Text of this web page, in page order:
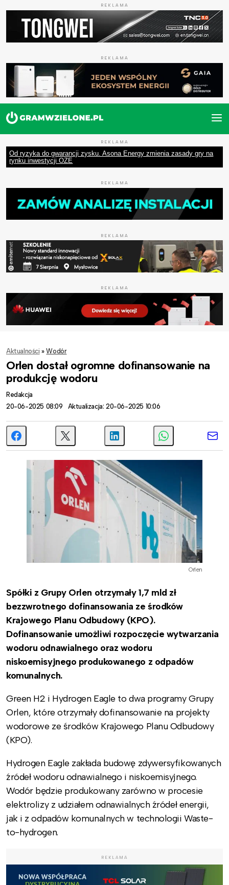
REKLAMA
REKLAMA
REKLAMA
Od ryzyka do gwarancji zysku. Asona Energy zmienia zasady gry na
rynku inwestycji OZE
REKLAMA
REKLAMA
REKLAMA
Aktualności » Wodór
Orlen dostał ogromne dofinansowanie na
produkcję wodoru
Redakcja
20-06-2025 08:09
Aktualizacja: 20-06-2025 10:06
Orlen
Spółki z Grupy Orlen otrzymały 1,7 mld zł
bezzwrotnego dofinansowania ze środków
Krajowego Planu Odbudowy (KPO).
Dofinansowanie umożliwi rozpoczęcie wytwarzania
wodoru odnawialnego oraz wodoru
niskoemisyjnego produkowanego z odpadów
komunalnych.
Green H2 i Hydrogen Eagle to dwa programy Grupy
Orlen, które otrzymały dofinansowanie na projekty
wodorowe ze środków Krajowego Planu Odbudowy
(KPO).
Hydrogen Eagle zakłada budowę zdywersyfikowanych
źródeł wodoru odnawialnego i niskoemisyjnego.
Wodór będzie produkowany zarówno w procesie
elektrolizy z udziałem odnawialnych źródeł energii,
jak i z odpadów komunalnych w technologii Waste-
to-hydrogen.
REKLAMA